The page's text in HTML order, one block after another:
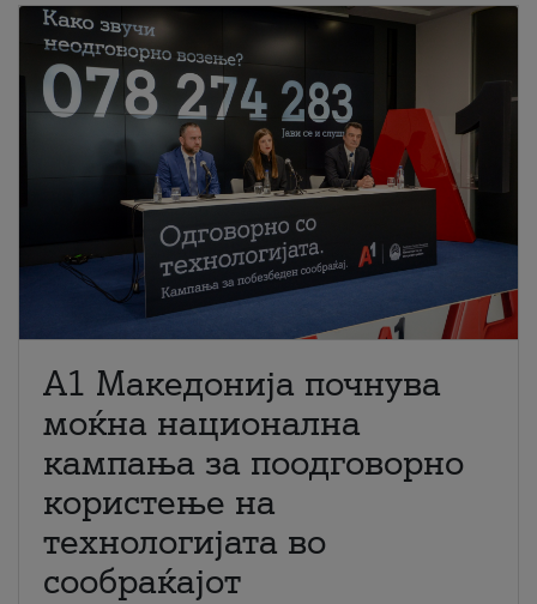
A1 Македонија почнува
моќна национална
кампања за поодговорно
користење на
технологијата во
сообраќајот